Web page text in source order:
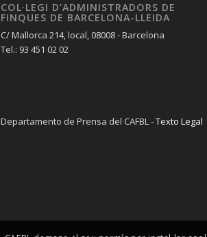
COL·LEGI D’ADMINISTRADORS DE
FINQUES DE BARCELONA-LLEIDA
C/ Mallorca 214, local, 08008 - Barcelona
Tel.: 93 451 02 02
Departamento de Prensa del CAFBL -Texto Legal